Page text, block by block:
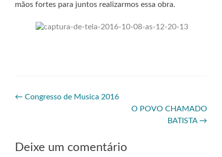
mãos fortes para juntos realizarmos essa obra.
← Congresso de Musica 2016
O POVO CHAMADO
BATISTA →
Deixe um comentário